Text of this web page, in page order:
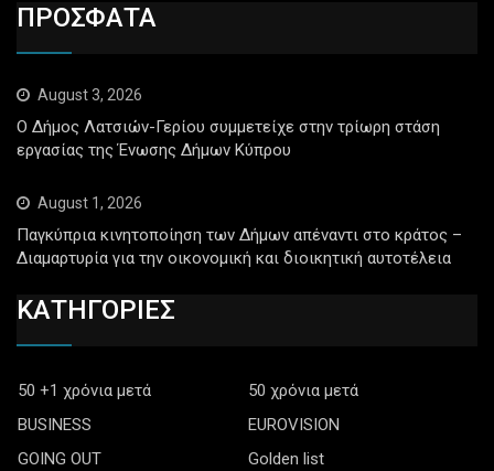
ΠΡΟΣΦΑΤΑ
August 3, 2026
Ο Δήμος Λατσιών-Γερίου συμμετείχε στην τρίωρη στάση
εργασίας της Ένωσης Δήμων Κύπρου
August 1, 2026
Παγκύπρια κινητοποίηση των Δήμων απέναντι στο κράτος –
Διαμαρτυρία για την οικονομική και διοικητική αυτοτέλεια
ΚΑΤΗΓΟΡΙΕΣ
50 +1 χρόνια μετά
50 χρόνια μετά
BUSINESS
EUROVISION
GOING OUT
Golden list